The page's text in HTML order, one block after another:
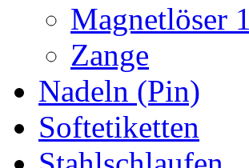
Magnetlöser
Zange
Nadeln (Pin)
Softetiketten